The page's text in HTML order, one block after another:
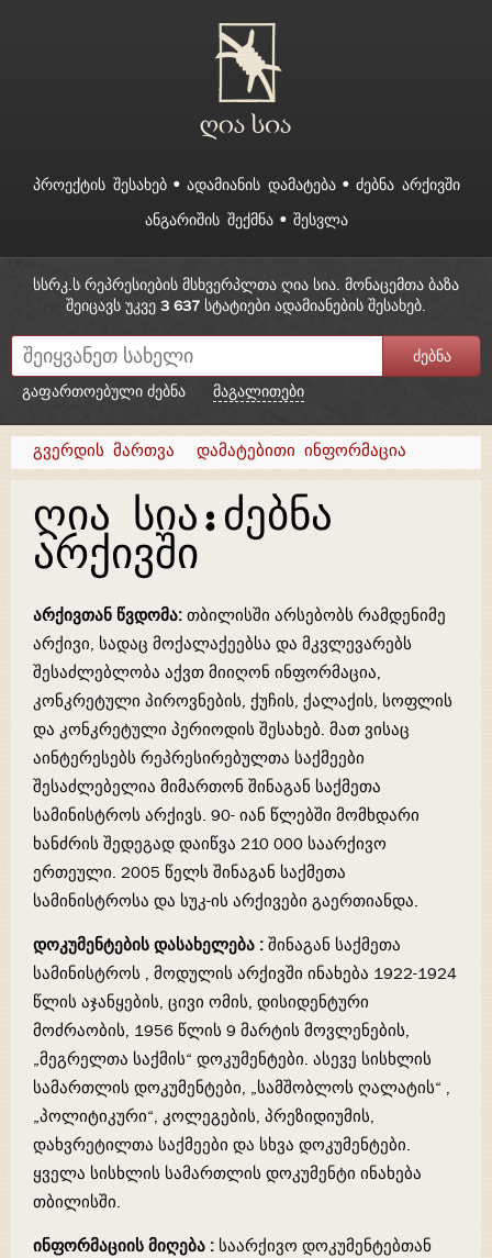
ᲞᲠᲝᲔᲥᲢᲘᲡ ᲨᲔᲡᲐᲮᲔᲑ ᲐᲓᲐᲛᲘᲐᲜᲘᲡ ᲓᲐᲛᲐᲢᲔᲑᲐ ᲫᲔᲑᲜᲐ ᲐᲠᲥᲘᲕᲨᲘ
ᲐᲜᲒᲐᲠᲘᲨᲘᲡ ᲨᲔᲥᲛᲜᲐ ᲨᲔᲡᲕᲚᲐ
სსრკ.ს რეპრესიების მსხვერპლთა ღია სია. მონაცემთა ბაზა
შეიცავს უკვე 3 637 სტატიები ადამიანების შესახებ.
გაფართოებული ძებნა მაგალითები
გვერდის მართვა დამატებითი ინფორმაცია
ღია სია:ძებნა
არქივში
არქივთან წვდომა: თბილისში არსებობს რამდენიმე
არქივი, სადაც მოქალაქეებსა და მკვლევარებს
შესაძლებლობა აქვთ მიიღონ ინფორმაცია,
კონკრეტული პიროვნების, ქუჩის, ქალაქის, სოფლის
და კონკრეტული პერიოდის შესახებ. მათ ვისაც
აინტერესებს რეპრესირებულთა საქმეები
შესაძლებელია მიმართონ შინაგან საქმეთა
სამინისტროს არქივს. 90- იან წლებში მომხდარი
ხანძრის შედეგად დაიწვა 210 000 საარქივო
ერთეული. 2005 წელს შინაგან საქმეთა
სამინისტროსა და სუკ-ის არქივები გაერთიანდა.
დოკუმენტების დასახელება : შინაგან საქმეთა
სამინისტროს , მოდულის არქივში ინახება 1922-1924
წლის აჯანყების, ცივი ომის, დისიდენტური
მოძრაობის, 1956 წლის 9 მარტის მოვლენების,
„მეგრელთა საქმის“ დოკუმენტები. ასევე სისხლის
სამართლის დოკუმენტები, „სამშობლოს ღალატის“ ,
„პოლიტიკური“, კოლეგების, პრეზიდიუმის,
დახვრეტილთა საქმეები და სხვა დოკუმენტები.
ყველა სისხლის სამართლის დოკუმენტი ინახება
თბილისში.
ინფორმაციის მიღება : საარქივო დოკუმენტებთან